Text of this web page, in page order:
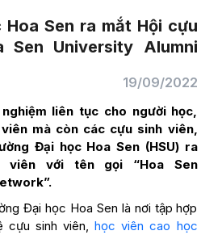
Sen ra mắt Hội cựu
Sen University Alumni
19/09/2022
liên tục cho người học,
mà còn các cựu sinh viên,
Đại học Hoa Sen (HSU) ra
viên với tên gọi “Hoa Sen
Đại học Hoa Sen là nơi tập hợp
cựu sinh viên,học viên cao học